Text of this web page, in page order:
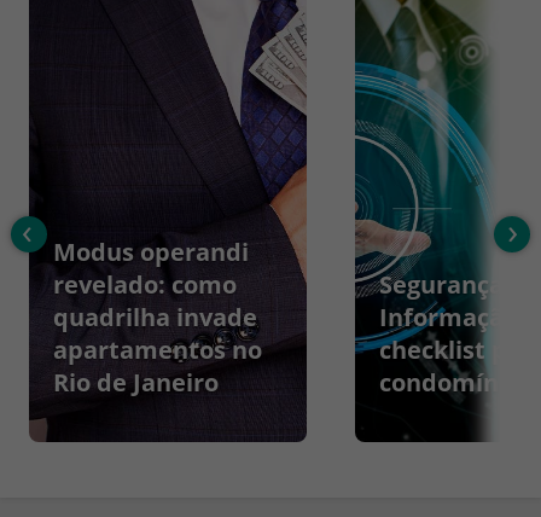
Modus operandi
revelado: como
quadrilha invade
apartamentos no
Rio de Janeiro
Segurança da
Informação:
checklist
condomínios
‹ ›